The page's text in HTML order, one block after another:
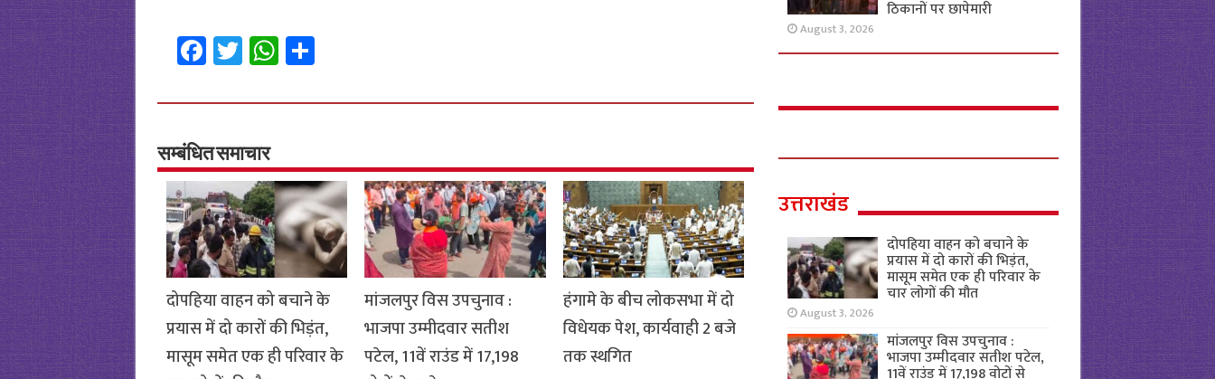
Fa
ce
b
o
o
k
T
wi
tt
er
W
h
at
p
p
S
h
ar
सम्बंधित समाचार
दोपहिया वाहन को बचाने के
प्रयास में दो कारों की भिड़ंत,
मासूम समेत एक ही परिवार के
मांजलपुर विस उपचुनाव :
भाजपा उम्मीदवार सतीश
पटेल, 11वें राउंड में 17,198
हंगामे के बीच लोकसभा में दो
विधेयक पेश, कार्यवाही 2 बजे
तक स्थगित
ठिकानों पर छापेमारी
August 3, 2026
उत्तराखंड
दोपहिया वाहन को बचाने के
प्रयास में दो कारों की भिड़ंत,
मासूम समेत एक ही परिवार के
चार लोगों की मौत
August 3, 2026
मांजलपुर विस उपचुनाव :
भाजपा उम्मीदवार सतीश पटेल,
11वें राउंड में 17,198 वोटों से